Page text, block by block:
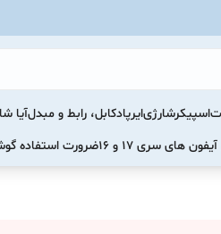
اسپیکرشارژیایرپادکابل، رابط و مبدلآیا
ضرورت استفاده